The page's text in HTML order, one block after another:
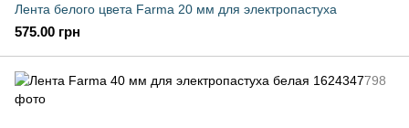
Лента белого цвета Farma 20 мм для электропастуха
575.00 грн